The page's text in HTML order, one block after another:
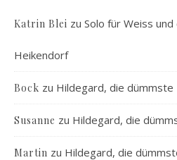
Katrin Blei zu Solo für Weiss und
Heikendorf
Bock zu Hildegard, die
Susanne zu Hildegard, die
Martin zu Hildegard, die